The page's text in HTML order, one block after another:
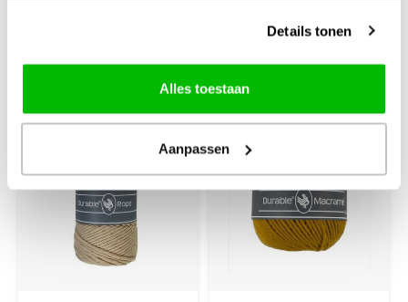
Details tonen
Alles toestaan
Aanpassen